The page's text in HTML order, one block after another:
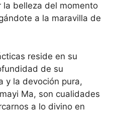
la belleza del momento
a la maravilla de
reside en su
de su
y la devoción pura,
Ma, son cualidades
a lo divino en